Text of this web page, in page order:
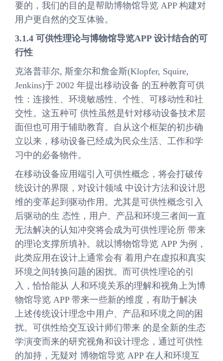
要的，我们的目的是帮助博物馆导览 APP 构建对
用户更自然的交互体验。
3.1.4 可供性理论与博物馆导览APP 设计结合的可
行性
克洛普菲尔, 斯奎尔和詹金斯(Klopfer, Squire,
Jenkins)于 2002 年提出移动设备 的五种教育可供
性：连接性、环境敏感性、个性、可移动性和社
交性。这五种可 供性虽然是针对移动设备技术层
面但也可用于辅助教育。自从这个框架的初步确
立以来，移动设备已经成为民众生活、工作和学
习中的必备物件。
在移动设备应用端引入可供性概念，将会打破传
统设计的界限，对设计领域 中设计方法和设计思
维的变革起到驱动作用。尤其是可供性概念引入
后驱动的生 态性，用户、产品和环境三者间一直
无法解决的认知冲突将会成为可供性理论所 带来
的理论支撑所填补。就以博物馆导览 APP 为例，
此类应用在设计上通常会有 着用户在虚拟和真实
环境之间转换问题的困扰。而可供性理论的引
入，恰恰能从 人和环境关系的理解和视角上为博
物馆导览 APP 带来一些新的维度，有助于解决
上述传统设计理念中用户、产品和环境之间的困
扰。可供性给交互设计师们带来 的是全新的生态
学演变而来的研究视角和设计理念，通过可供性
的加持，无疑对 博物馆导览 APP 在人和环境互